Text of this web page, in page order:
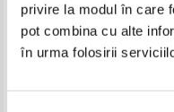
privire la modul în care
pot combina cu alte
în urma folosirii
criticilor romani, volumul 2. De
la T. Maiorescu la G. Calinescu
Pret:10,00 Lei